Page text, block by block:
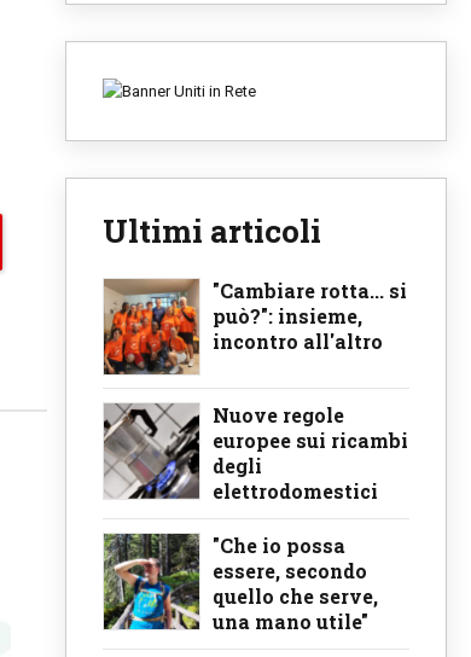
Ultimi articoli
"Cambiare rotta... si
può?": insieme,
incontro all'altro
Nuove regole
europee sui ricambi
degli
elettrodomestici
"Che io possa
essere, secondo
quello che serve,
una mano utile"